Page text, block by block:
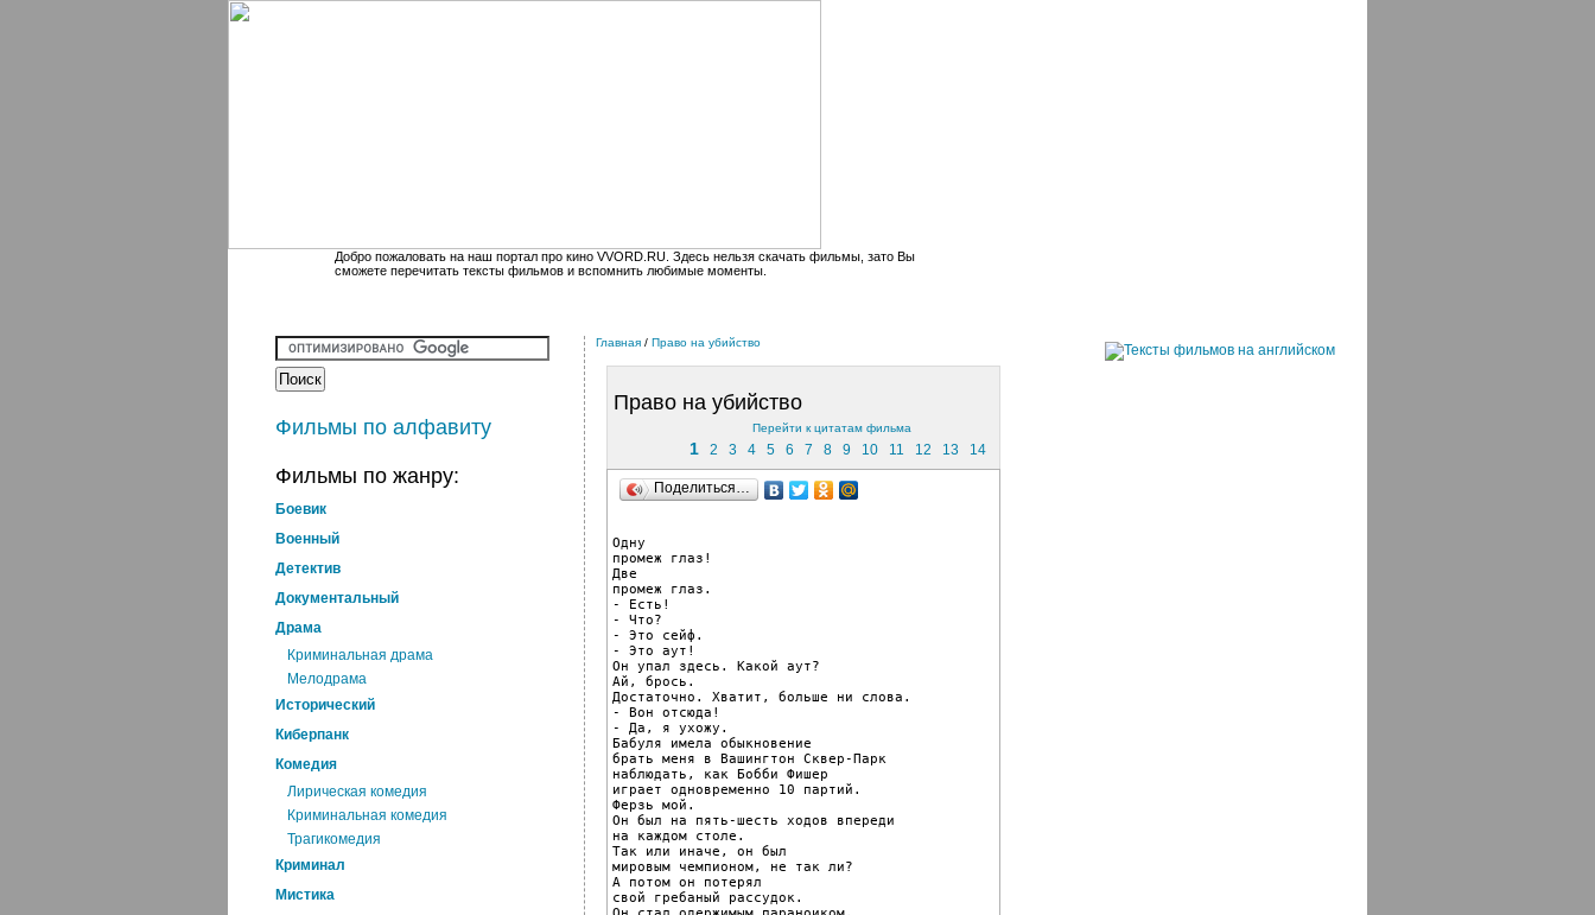
Добро пожаловать на наш портал про кино VVORD.RU. Здесь нельзя скачать фильмы, зато Вы
сможете перечитать тексты фильмов и вспомнить любимые моменты.
Фильмы по алфавиту
Фильмы по жанру:
Боевик
Военный
Детектив
Документальный
Драма
Криминальная драма
Мелодрама
Исторический
Киберпанк
Комедия
Лирическая комедия
Криминальная комедия
Трагикомедия
Криминал
Мистика
Главная / Право на убийство
Право на убийство
Перейти к цитатам фильма
1 2 3 4 5 6 7 8 9 10 11 12 13 14
Поделиться…
Одну
промеж глаз!
Две
промеж глаз.
- Есть!
- Что?
- Это сейф.
- Это аут!
Он упал здесь. Какой аут?
Ай, брось.
Достаточно. Хватит, больше ни слова.
- Вон отсюда!
- Да, я ухожу.
Бабуля имела обыкновение
брать меня в Вашингтон Сквер-Парк
наблюдать, как Бобби Фишер
играет одновременно 10 партий.
Ферзь мой.
Он был на пять-шесть ходов впереди
на каждом столе.
Так или иначе, он был
мировым чемпионом, не так ли?
А потом он потерял
свой гребаный рассудок.